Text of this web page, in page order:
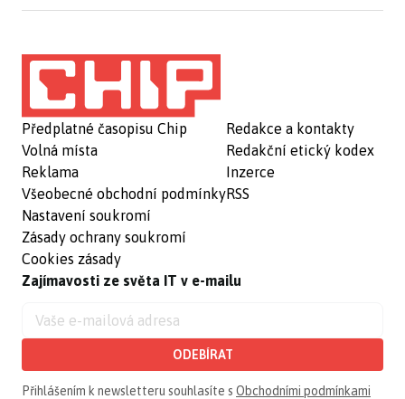
Předplatné časopisu Chip
Volná místa
Reklama
Všeobecné obchodní podmínky
Nastavení soukromí
Zásady ochrany soukromí
Cookies zásady
Redakce a kontakty
Redakční etický kodex
Inzerce
RSS
Zajímavosti ze světa IT v e-mailu
ODEBÍRAT
Přihlášením k newsletteru souhlasíte s Obchodními podmínkami